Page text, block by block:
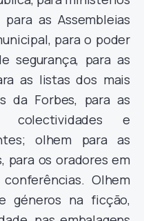
as Assembleias
para o poder
segurança, para as
as listas dos mais
da Forbes, para as
colectividades e
olhem para as
para os oradores em
Olhem
géneros na ficção,